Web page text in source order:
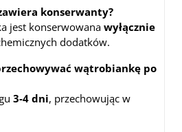
konserwanty?
jest konserwowana wyłącznie
dodatków.
wątrobiankę po
3-4 dni, przechowując w